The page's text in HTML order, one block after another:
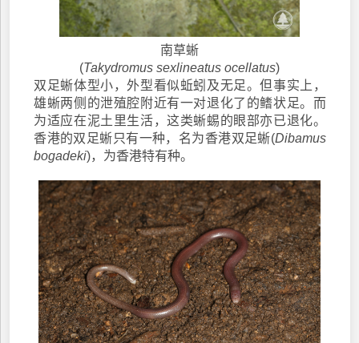
南草蜥
(Takydromus sexlineatus ocellatus)
双足蜥体型小，外型看似蚯蚓及无足。但事实上，
雄蜥两侧的泄殖腔附近有一对退化了的鳍状足。而
为适应在泥土里生活，这类蜥蜴的眼部亦已退化。
香港的双足蜥只有一种，名为香港双足蜥(Dibamus
bogadeki)，为香港特有种。